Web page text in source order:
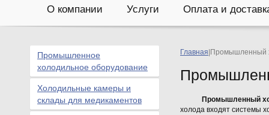
О компании Услуги Оплата и
Главная Промышленный
Промышленный
холода входят системы
Промышленное
холодильное оборудование
Холодильные камеры и
склады для медикаментов